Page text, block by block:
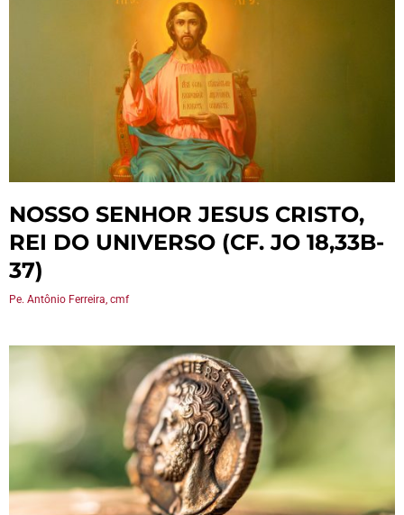
NOSSO SENHOR JESUS CRISTO,
REI DO UNIVERSO (CF. JO 18,33B-
37)
Pe. Antônio Ferreira, cmf